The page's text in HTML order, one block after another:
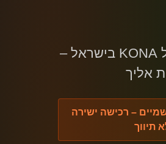
היבואן הרשמי של KONA בישראל –
אליך
– רכישה ישירה
תיווך